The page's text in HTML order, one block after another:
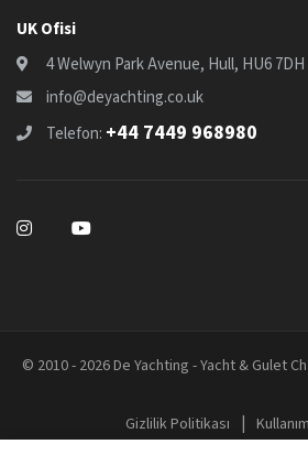
UK Ofisi
4 Welwyn Park Avenue, Hull, HU6 7DH
info@deyachting.co.uk
Telefon: +44 7449 968980
© 2010 - 2026 De Yachting - Yacht & Gulet
Gizlilik Politikası |